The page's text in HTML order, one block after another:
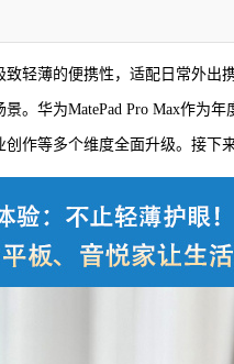
轻薄的便携性，适配日常外出
。华为MatePad Pro Max作为
作等多个维度全面升级。接下